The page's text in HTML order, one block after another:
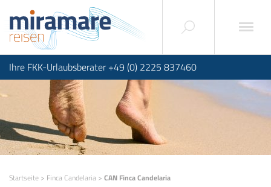
Ihre FKK-Urlaubsberater +49 (0) 2225 837460
Startseite > Finca Candelaria > CAN Finca Candelaria